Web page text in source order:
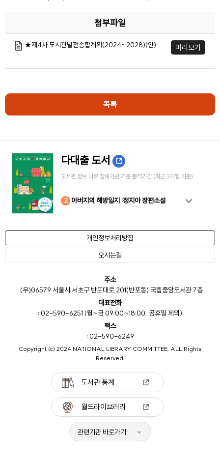
첨부파일
★제4차 도서관발전종합계획(2024~2028)(안) 설명회 자료집.pdf 미리보기
목록
다대출 도서
도서관 정보 나루 참여기관 기준 분석기간 (최근 3개월 기준)
1
2 아버지의 해방일지 :정지아 장편소설
3
4
5
6
7
8
9
10
개인정보처리방침
오시는길
주소
: (우)06579 서울시 서초구 반포대로 201(반포동) 국립중앙도서관 7층
대표전화
: 02-590-6251 (월~금 09:00~18:00, 공휴일 제외)
팩스
: 02-590-6249
Copyright (c) 2024 NATIONAL LIBRARY COMMITTEE, ALL Rights
Reserved.
도서관 통계
월드라이브러리
관련기관 바로가기